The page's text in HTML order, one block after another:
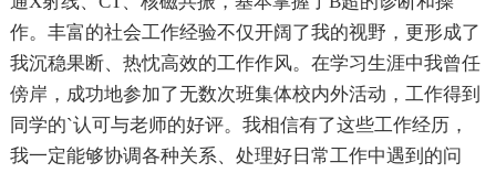
作。丰富的社会工作经验不仅开阔了我的视野，更形成了
我沉稳果断、热忱高效的工作作风。在学习生涯中我曾任
傍岸，成功地参加了无数次班集体校内外活动，工作得到
同学的`认可与老师的好评。我相信有了这些工作经历，
我一定能够协调各种关系、处理好日常工作中遇到的问